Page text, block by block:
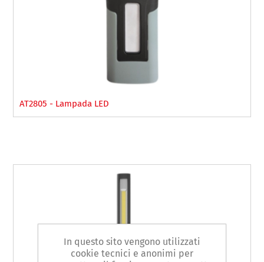
AT2805 - Lampada LED
In questo sito vengono utilizzati
cookie tecnici e anonimi per